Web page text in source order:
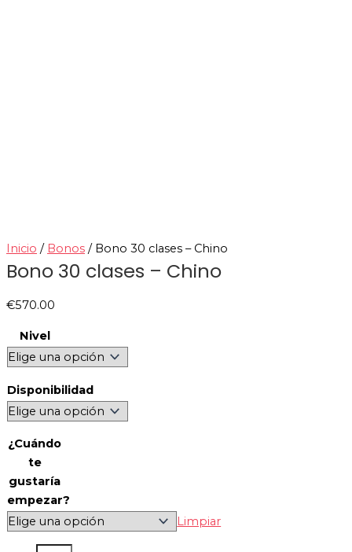
Inicio / Bonos / Bono 30 clases – Chino
Bono 30 clases – Chino
€570.00
Nivel
Disponibilidad
¿Cuándo
te
gustaría
empezar?
Limpiar